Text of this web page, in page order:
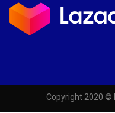
Copyright 2020 ©